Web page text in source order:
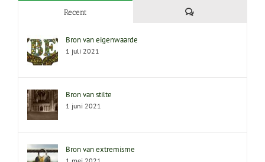
Recent Reacties
Bron van eigenwaarde
1 juli 2021
Bron van stilte
1 juni 2021
Bron van extremisme